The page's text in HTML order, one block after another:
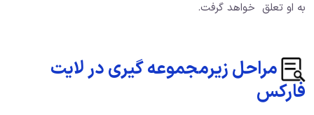
به او تعلق خواهد گرفت.
مراحل زیرمجموعه گیری در لایت
فارکس